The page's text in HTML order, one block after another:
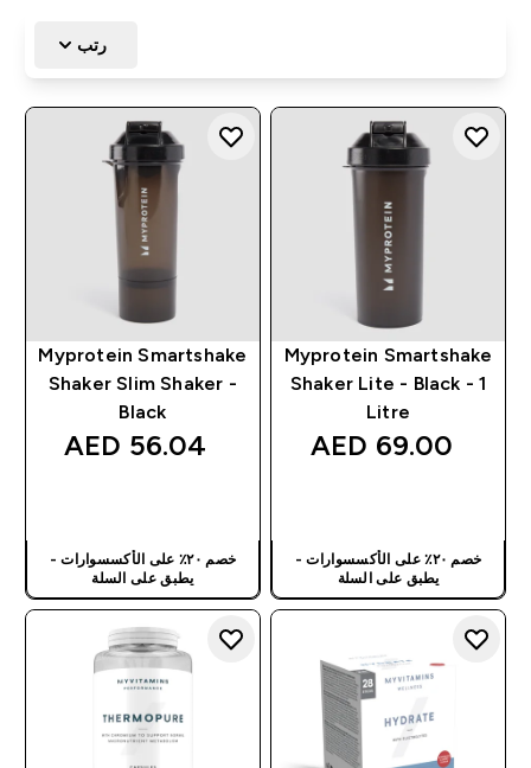
رتب
Myprotein Smartshake
Shaker Lite - Black - 1
Litre
69.00 AED‎
خصم ٢٠٪ على الأكسسوارات -
يطبق على السلة
Myprotein Smartshake
Shaker Slim Shaker -
Black
56.04 AED‎
خصم ٢٠٪ على الأكسسوارات -
يطبق على السلة